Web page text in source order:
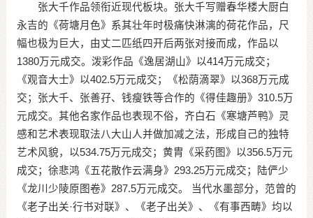
张大千作品领衔近现代板块。张大千写赠春华楼大厨白
永吉的《荷塘月色》系其壮年时极痛快淋漓的荷花作品，尺
幅也极为巨大，由丈二匹纸四开后两张对接而成，作品以
1380万元成交。泼彩作品《逸居湖山》以414万元成交；
《观音大士》以402.5万元成交；《松荫滴翠》以368万元成
交；张大千、张善孖、钱瘦铁等合作的《得佳趣册》310.5万
元成交。其他名家作品也表现不俗，齐白石《寒塘芦鸭》灵
感和艺术表现取法八大山人并做加减之法，形成自己的独特
艺术风貌，以534.75万元成交；黄胄《采药图》以356.5万元
成交；徐悲鸿《五花散作云满身》293.25万元成交；陆俨少
《龙川少陵原图卷》287.5万元成交。 当代水墨部分，范曾的
《老子出关·行书对联》、《老子出关》、《有事西畴》均以